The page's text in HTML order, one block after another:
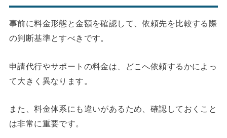
事前に料金形態と金額を確認して、依頼先を比較する際
の判断基準とすべきです。
申請代行やサポートの料金は、どこへ依頼するかによっ
て大きく異なります。
また、料金体系にも違いがあるため、確認しておくこと
は非常に重要です。